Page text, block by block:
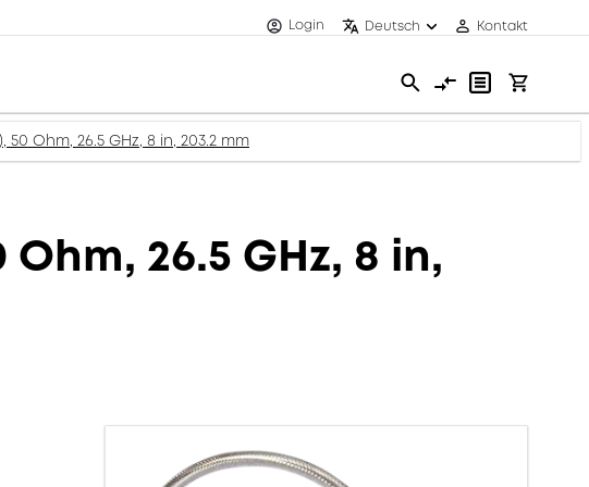
Login Deutsch Kontakt
50 Ohm, 26.5 GHz, 8 in, 203.2 mm
26.5 GHz, 8 in,